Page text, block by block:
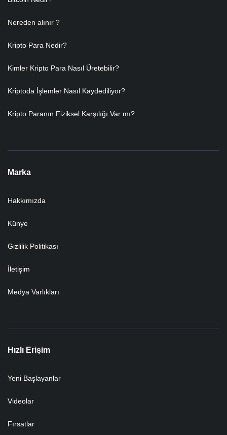
Nereden alınır ?
Kripto Para Nedir?
Kimler Kripto Para Nasıl Üretebilir?
Kriptoda İşlemler Nasıl Kaydediliyor?
Kripto Paranın Fiziksel Karşılığı Var mı?
Marka
Hakkımızda
Künye
Gizlilik Politikası
İletişim
Medya Varlıkları
Hızlı Erişim
Yeni Başlayanlar
Videolar
Fırsatlar